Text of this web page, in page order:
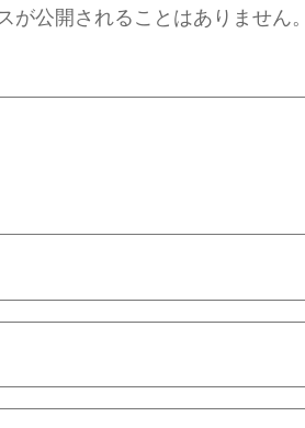
が公開されることはありません